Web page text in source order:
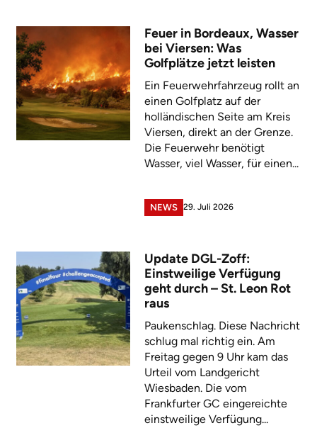
Feuer in Bordeaux, Wasser
bei Viersen: Was
Golfplätze jetzt leisten
Ein Feuerwehrfahrzeug rollt an
einen Golfplatz auf der
holländischen Seite am Kreis
Viersen, direkt an der Grenze.
Die Feuerwehr benötigt
Wasser, viel Wasser, für einen...
NEWS 29. Juli 2026
Update DGL-Zoff:
Einstweilige Verfügung
geht durch – St. Leon Rot
raus
Paukenschlag. Diese Nachricht
schlug mal richtig ein. Am
Freitag gegen 9 Uhr kam das
Urteil vom Landgericht
Wiesbaden. Die vom
Frankfurter GC eingereichte
einstweilige Verfügung...